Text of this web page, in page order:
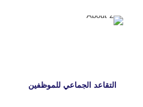
التقاعد الجماعي للموظفين